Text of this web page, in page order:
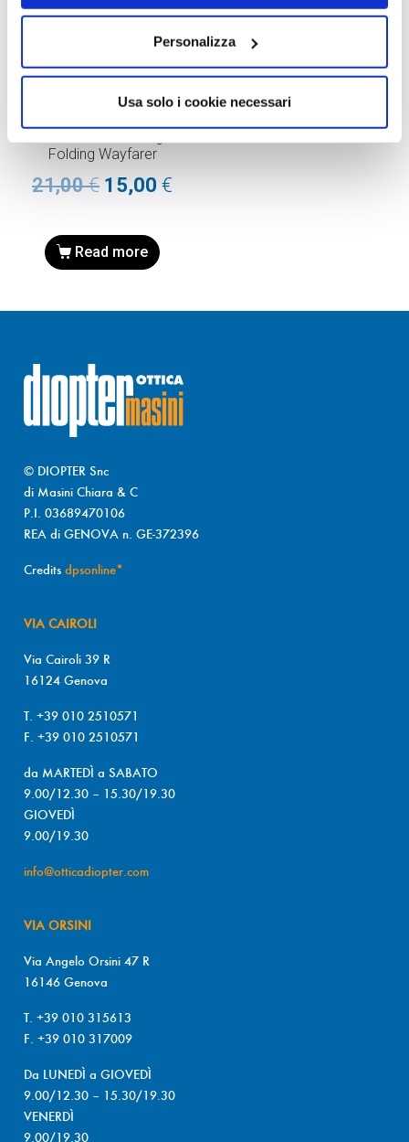
Personalizza
Usa solo i cookie necessari
RICAMBI
Folding Wayfarer
21,00€ 15,00 €
Read more
© DIOPTER Snc
di Masini Chiara & C
P.I. 03689470106
REA di GENOVA n. GE-372396
Credits dpsonline*
VIA CAIROLI
Via Cairoli 39 R
16124 Genova
T. +39 010 2510571
F. +39 010 2510571
da MARTEDÌ a SABATO
9.00/12.30 – 15.30/19.30
GIOVEDÌ
9.00/19.30
info@otticadiopter.com
VIA ORSINI
Via Angelo Orsini 47 R
16146 Genova
T. +39 010 315613
F. +39 010 317009
Da LUNEDÌ a GIOVEDÌ
9.00/12.30 – 15.30/19.30
VENERDÌ
9.00/19.30